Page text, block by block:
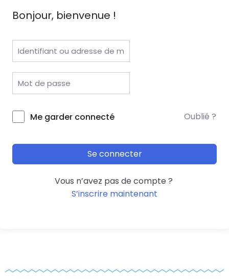
Bonjour, bienvenue !
Me garder connecté Oublié ?
Se connecter
Vous n’avez pas de compte ?
S’inscrire maintenant